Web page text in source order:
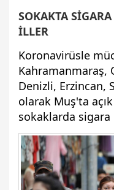
SOKAKTA
İLLER
Koronavirüsle
Kahramanmaraş,
Denizli, Erzincan,
olarak Muş'ta
sokaklarda sigara